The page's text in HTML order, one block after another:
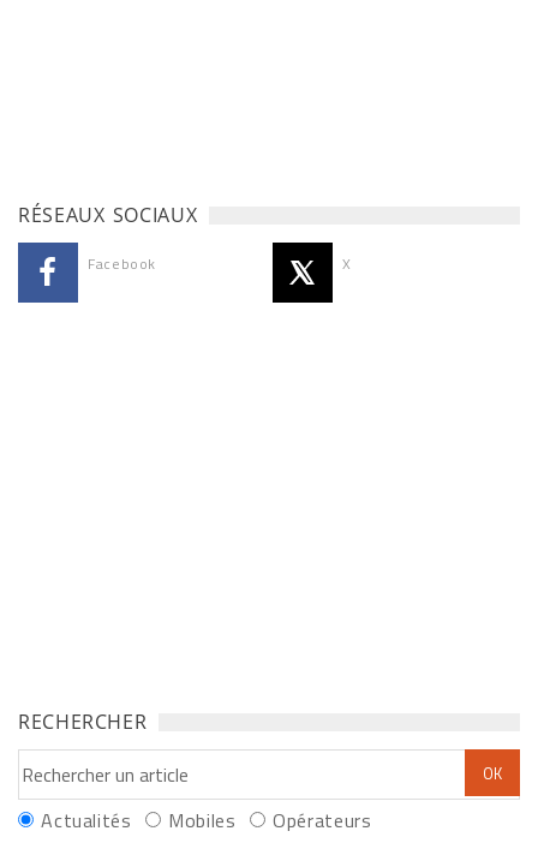
RÉSEAUX SOCIAUX
Facebook X
RECHERCHER
Actualités Mobiles Opérateurs